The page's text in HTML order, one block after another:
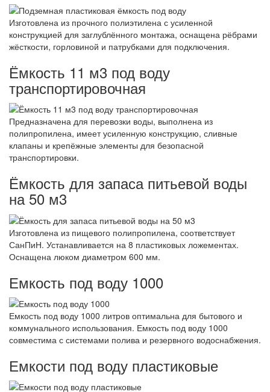
Изготовлена из прочного полиэтилена с усиленной
конструкцией для заглублённого монтажа, оснащена рёбрами
жёсткости, горловиной и патрубками для подключения.
Ёмкость 11 м3 под воду
транспортировочная
Предназначена для перевозки воды, выполнена из
полипропилена, имеет усиленную конструкцию, сливные
клапаны и крепёжные элементы для безопасной
транспортировки.
Ёмкость для запаса питьевой воды
на 50 м3
Изготовлена из пищевого полипропилена, соответствует
СанПиН. Устанавливается на 8 пластиковых ложементах.
Оснащена люком диаметром 600 мм.
Емкость под воду 1000
Емкость под воду 1000 литров оптимальна для бытового и
коммунального использования. Емкость под воду 1000
совместима с системами полива и резервного водоснабжения.
Емкости под воду пластиковые